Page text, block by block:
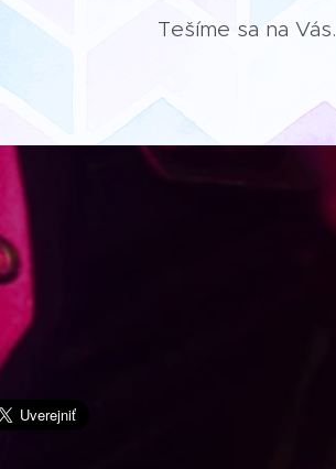
Tešíme sa na Vás.